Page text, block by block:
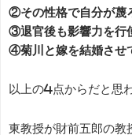
②その性格で自分が蔑
③退官後も影響力を行
④菊川と嫁を結婚させ
以上の4点からだと思
東教授が財前五郎の教